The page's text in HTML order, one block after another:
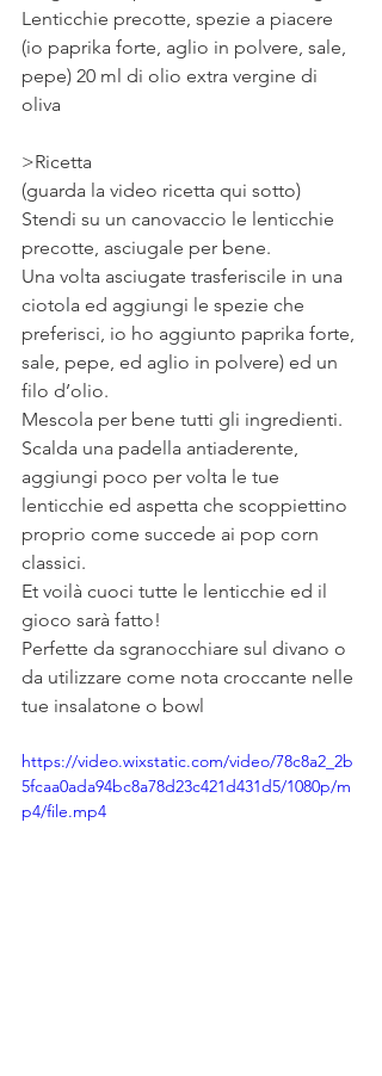
Lenticchie precotte, spezie a piacere
(io paprika forte, aglio in polvere, sale,
pepe) 20 ml di olio extra vergine di
oliva
>Ricetta
(guarda la video ricetta qui sotto)
Stendi su un canovaccio le lenticchie
precotte, asciugale per bene.
Una volta asciugate trasferiscile in una
ciotola ed aggiungi le spezie che
preferisci, io ho aggiunto paprika forte,
sale, pepe, ed aglio in polvere) ed un
filo d’olio.
Mescola per bene tutti gli ingredienti.
Scalda una padella antiaderente,
aggiungi poco per volta le tue
lenticchie ed aspetta che scoppiettino
proprio come succede ai pop corn
classici.
Et voilà cuoci tutte le lenticchie ed il
gioco sarà fatto!
Perfette da sgranocchiare sul divano o
da utilizzare come nota croccante nelle
tue insalatone o bowl
https://video.wixstatic.com/video/78c8a2_2b
5fcaa0ada94bc8a78d23c421d431d5/1080p/m
p4/file.mp4